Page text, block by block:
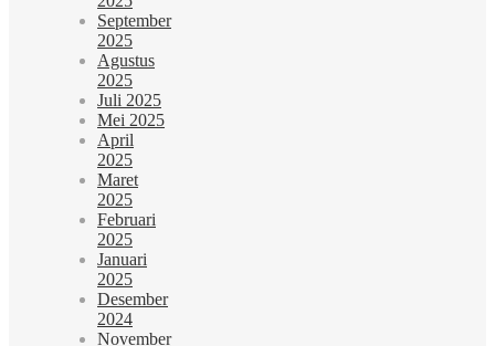
September
2025
Agustus
2025
Juli 2025
Mei 2025
April
2025
Maret
2025
Februari
2025
Januari
2025
Desember
2024
November